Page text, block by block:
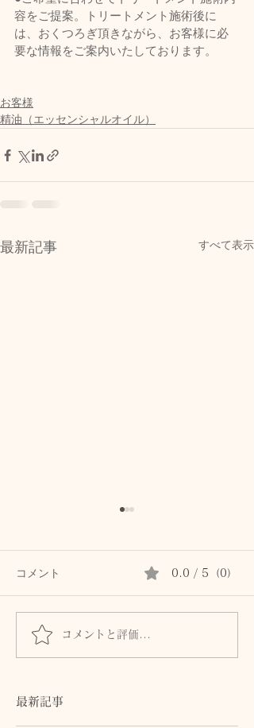
容をご提案。トリートメント施術後に
は、おくつろぎ頂きながら、お客様に必
要な情報をご案内いたしております。
お客様
精油（エッセンシャルオイル）
最新記事 すべて表示
首専用クリームは続かな
かった私が、植物油で続
区別しないアロマスキン
コメント 0.0 / 5（0）
コメントと評価...
最新記事